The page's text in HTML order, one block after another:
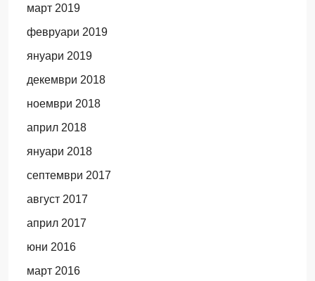
март 2019
февруари 2019
януари 2019
декември 2018
ноември 2018
април 2018
януари 2018
септември 2017
август 2017
април 2017
юни 2016
март 2016